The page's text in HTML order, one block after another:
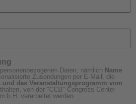
Daten, nämlich Name
Zusendungen per E-Mail, die
und das Veranstaltungsprogramm vom
von der "CCB" Congress Center
verarbeitet werden.